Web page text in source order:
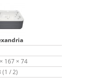
167 × 74
(1 / 2)